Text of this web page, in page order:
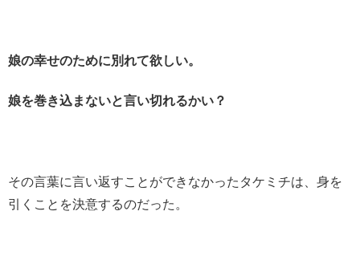
娘の幸せのために別れて欲しい。
娘を巻き込まないと言い切れるかい？
その言葉に言い返すことができなかったタケミチは、身を
引くことを決意するのだった。